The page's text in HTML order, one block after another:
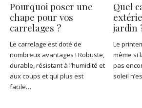
Pourquoi poser une
chape pour vos
carrelages ?
Le carrelage est doté de
nombreux avantages ! Robuste,
durable, résistant à l’humidité et
aux coups et qui plus est
facile…
Quel
jardin
Le
même si
pas
soleil